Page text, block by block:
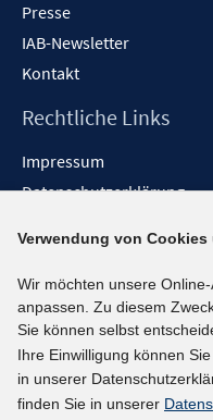
Presse
IAB-Newsletter
Kontakt
Rechtliche Links
Impressum
Datenschutzerklärung
Barrieren melden
Social-Media-Kanäle
BlueSky
YouTube
LinkedIn
Verwendung von
Wir möchten unsere
anpassen. Zu diesem
Sie können selbst
Ihre Einwilligung können
in unserer
finden Sie in unserer